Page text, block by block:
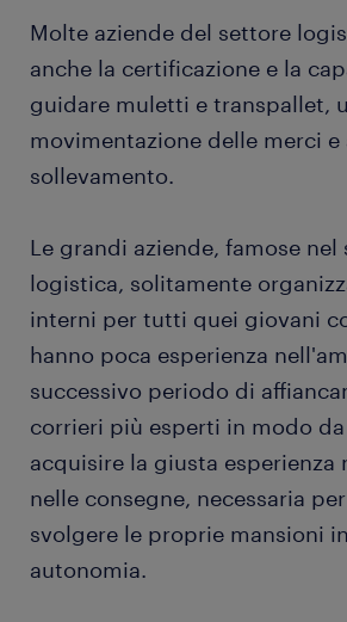
gestione delle telefonate:
a volte svolge attività di
da parte dei clienti. In questo
che conosca i servizi forniti
sappia spiegare il processo di
comunicare correttamente
Molte aziende del settore
anche la certificazione e la
guidare muletti e transpallet,
movimentazione delle merci e
sollevamento.
Le grandi aziende, famose nel
logistica, solitamente
interni per tutti quei giovani
hanno poca esperienza
successivo periodo di
corrieri più esperti in modo
acquisire la giusta esperienza
nelle consegne, necessaria
svolgere le proprie mansioni
autonomia.